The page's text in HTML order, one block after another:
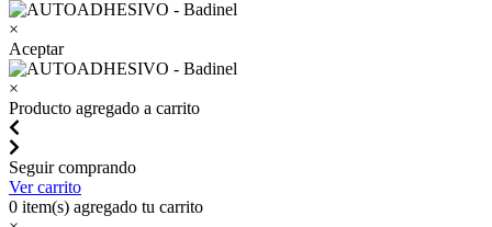
×
Aceptar
×
Producto agregado a carrito
Seguir comprando
Ver carrito
0 item(s) agregado tu carrito